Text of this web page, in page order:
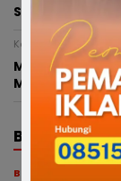
Siapkan
Kamis, 6 Agustus
Miris, Bocah 8
Mengaji di
BERITA
Bone